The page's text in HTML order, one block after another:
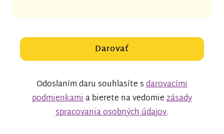
Darovať
Odoslaním daru souhlasíte sdarovacími
podmienkamia bierete na vedomiezásady
spracovania osobných údajov.